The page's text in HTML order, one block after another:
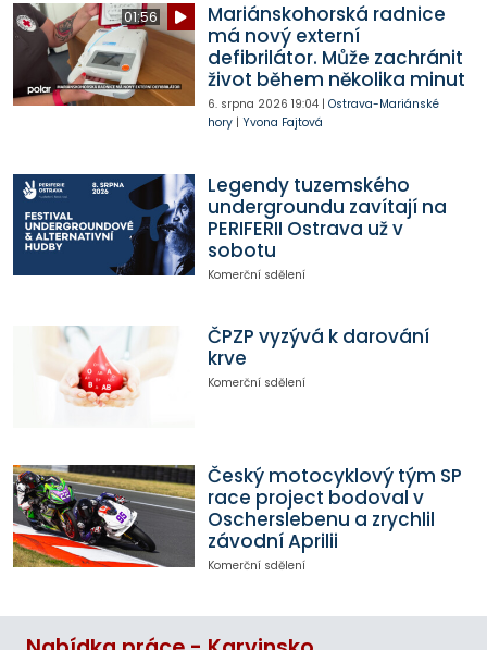
01:56
Mariánskohorská radnice
má nový externí
defibrilátor. Může zachránit
život během několika minut
6. srpna 2026 19:04| Ostrava-Mariánské
hory| Yvona Fajtová
Legendy tuzemského
undergroundu zavítají na
PERIFERII Ostrava už v
sobotu
Komerční sdělení
ČPZP vyzývá k darování
krve
Komerční sdělení
Český motocyklový tým SP
race project bodoval v
Oscherslebenu a zrychlil
závodní Aprilii
Komerční sdělení